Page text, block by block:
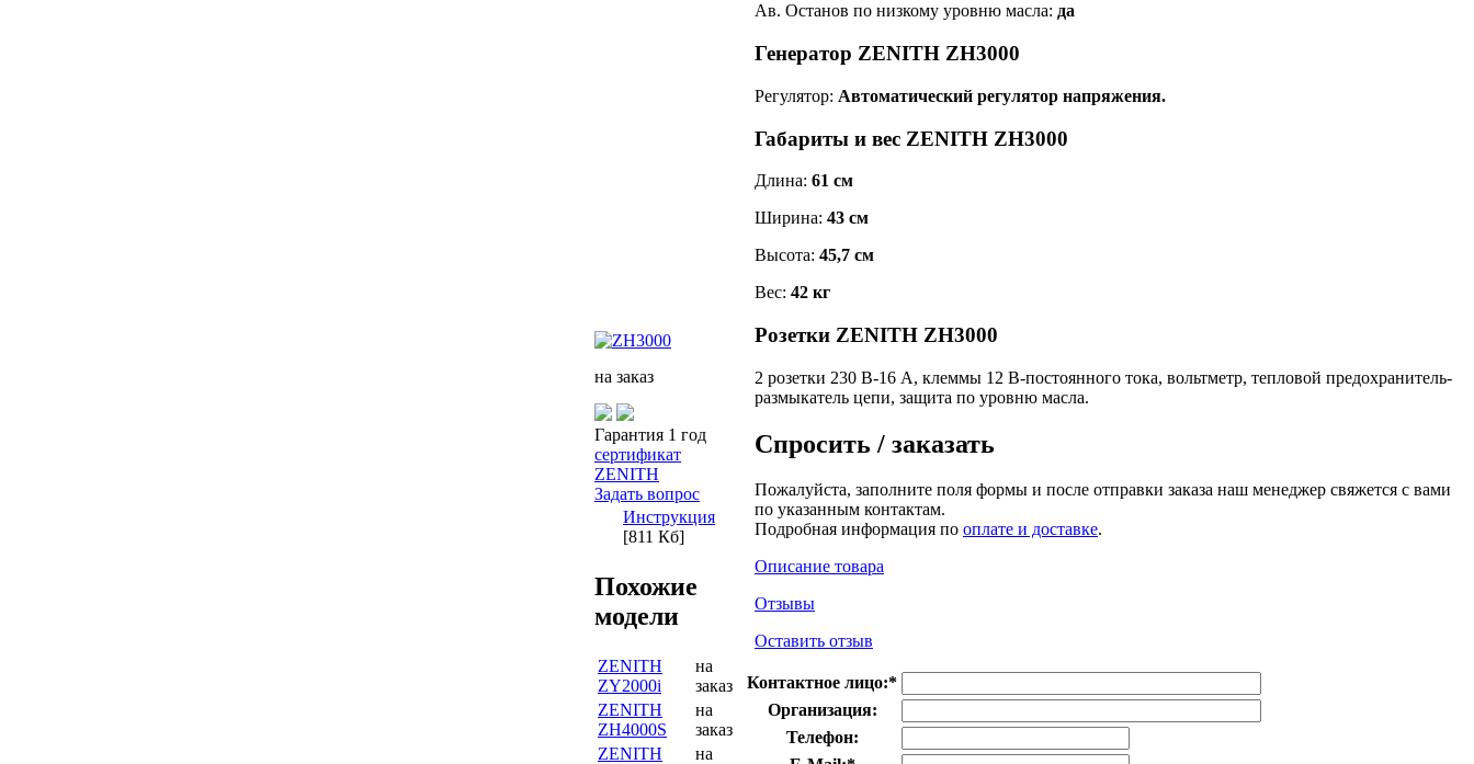
на заказ
Гарантия 1 год
сертификат
ZENITH
Задать вопрос
Инструкция
[811 Кб]
Похожие
модели
ZENITH
ZY2000i
на
заказ
ZENITH
ZH4000S
на
заказ
ZENITH
на
Ав. Останов по низкому уровню масла: да
Генератор ZENITH ZH3000
Регулятор: Автоматический регулятор напряжения.
Габариты и вес ZENITH ZH3000
Длина: 61 см
Ширина: 43 см
Высота: 45,7 см
Вес: 42 кг
Розетки ZENITH ZH3000
2 розетки 230 В-16 А, клеммы 12 В-постоянного тока, вольтметр, тепловой предохранитель-
размыкатель цепи, защита по уровню масла.
Спросить / заказать
Пожалуйста, заполните поля формы и после отправки заказа наш менеджер свяжется с вами
по указанным контактам.
Подробная информация по оплате и доставке.
Описание товара
Отзывы
Оставить отзыв
Контактное лицо:*
Организация:
Телефон: